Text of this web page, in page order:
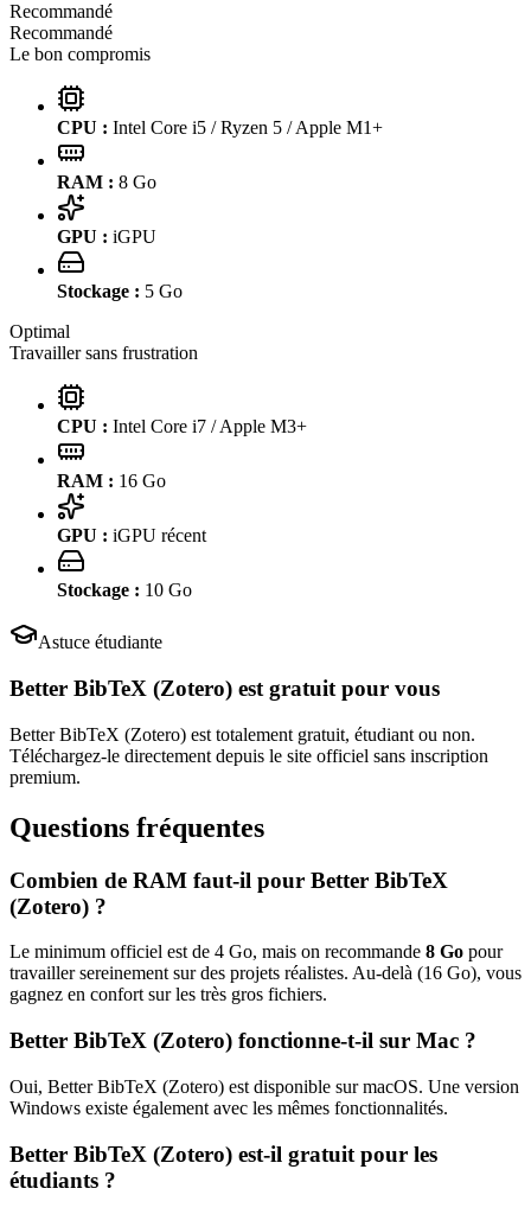
Recommandé
Recommandé
Le bon compromis
CPU : Intel Core i5 / Ryzen 5 / Apple M1+
RAM : 8 Go
GPU : iGPU
Stockage : 5 Go
Optimal
Travailler sans frustration
CPU : Intel Core i7 / Apple M3+
RAM : 16 Go
GPU : iGPU récent
Stockage : 10 Go
Astuce étudiante
Better BibTeX (Zotero) est gratuit pour vous
Better BibTeX (Zotero) est totalement gratuit, étudiant ou non.
Téléchargez-le directement depuis le site officiel sans inscription
premium.
Questions fréquentes
Combien de RAM faut-il pour Better BibTeX
(Zotero) ?
Le minimum officiel est de 4 Go, mais on recommande 8 Go pour
travailler sereinement sur des projets réalistes. Au-delà (16 Go), vous
gagnez en confort sur les très gros fichiers.
Better BibTeX (Zotero) fonctionne-t-il sur Mac ?
Oui, Better BibTeX (Zotero) est disponible sur macOS. Une version
Windows existe également avec les mêmes fonctionnalités.
Better BibTeX (Zotero) est-il gratuit pour les
étudiants ?